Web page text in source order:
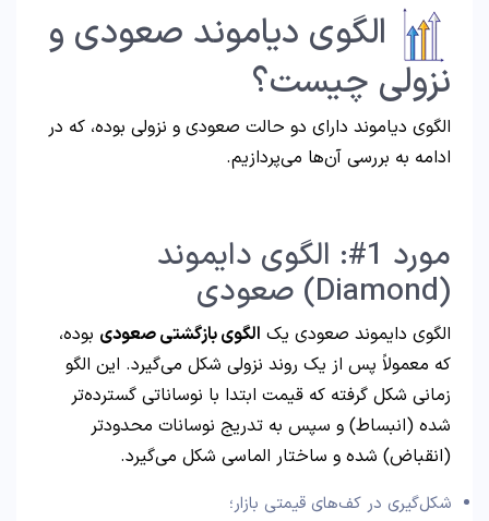
الگوی دیاموند صعودی و
نزولی چیست؟
الگوی دیاموند دارای دو حالت صعودی و نزولی بوده، که در
ادامه به بررسی آن‌ها می‌پردازیم.
مورد 1#: الگوی دایموند
(Diamond) صعودی
الگوی دایموند صعودی یک الگوی بازگشتی صعودی بوده،
که معمولاً پس از یک روند نزولی شکل می‌گیرد. این الگو
زمانی شکل گرفته که قیمت ابتدا با نوساناتی گسترده‌تر
شده (انبساط) و سپس به تدریج نوسانات محدودتر
(انقباض) شده و ساختار الماسی شکل می‌گیرد.
شکل‌گیری در کف‌های قیمتی بازار؛